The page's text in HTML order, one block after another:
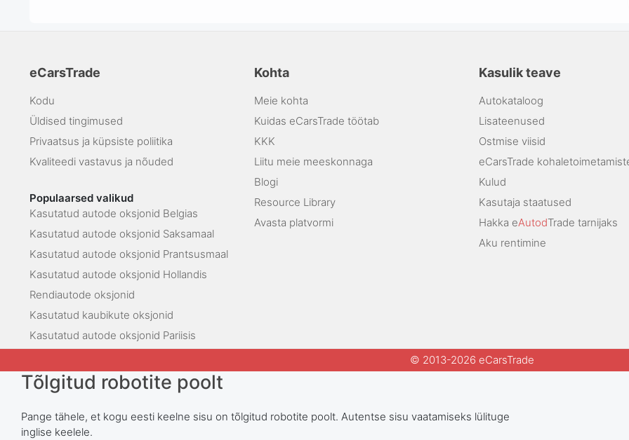
eCarsTrade
Kodu
Üldised tingimused
Privaatsus ja küpsiste poliitika
Kvaliteedi vastavus ja nõuded
Populaarsed valikud
Kasutatud autode oksjonid Belgias
Kasutatud autode oksjonid Saksamaal
Kasutatud autode oksjonid Prantsusmaal
Kasutatud autode oksjonid Hollandis
Rendiautode oksjonid
Kasutatud kaubikute oksjonid
Kasutatud autode oksjonid Pariisis
Kohta
Meie kohta
Kuidas eCarsTrade töötab
KKK
Liitu meie meeskonnaga
Blogi
Resource Library
Avasta platvormi
Kasulik teave
Autokataloog
Lisateenused
Ostmise viisid
eCarsTrade
Kulud
Kasutaja staatused
Hakka eAutodTrade tarnijaks
Aku rentimine
© 2013-2026 eCarsTrade
Tõlgitud robotite poolt
Pange tähele, et kogu eesti keelne sisu on tõlgitud robotite poolt. Autentse sisu vaatamiseks lülituge
inglise keelele.